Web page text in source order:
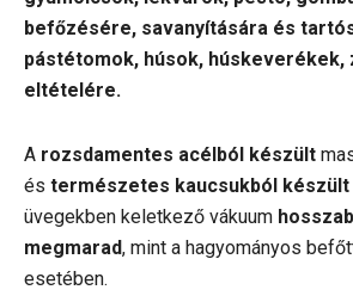
befőzésére, savanyítására és
pástétomok, húsok,
eltételére.
A rozsdamentes acélból készült
és természetes kaucsukból készült
üvegekben keletkező vákuum
megmarad, mint a hagyományos
esetében.